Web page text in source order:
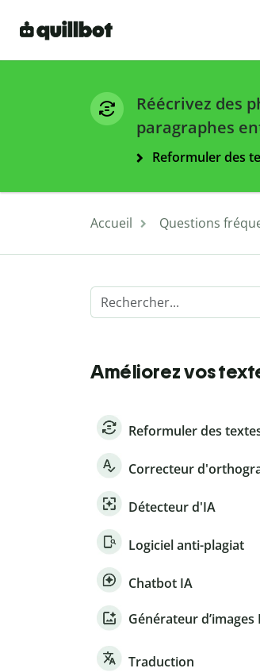
Réécrivez des
paragraphes
Reformuler des
Accueil Questions
Améliorez vos
Reformuler des
Correcteur
Détecteur d'IA
Logiciel anti-plagiat
Chatbot IA
Générateur d’images
Traduction